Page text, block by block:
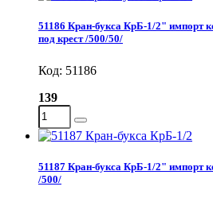
51186 Кран-букса КрБ-1/2" импорт
под крест /500/50/
Код: 51186
139
51187 Кран-букса КрБ-1/2" импорт
/500/